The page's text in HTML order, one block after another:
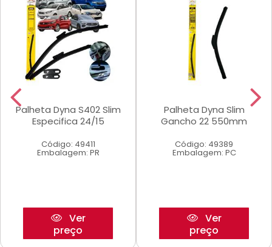
Palheta Dyna S402 Slim
Especifica 24/15
Código: 49411
Embalagem: PR
Ver
preço
Palheta Dyna Slim
Gancho 22 550mm
Código: 49389
Embalagem: PC
Ver
preço